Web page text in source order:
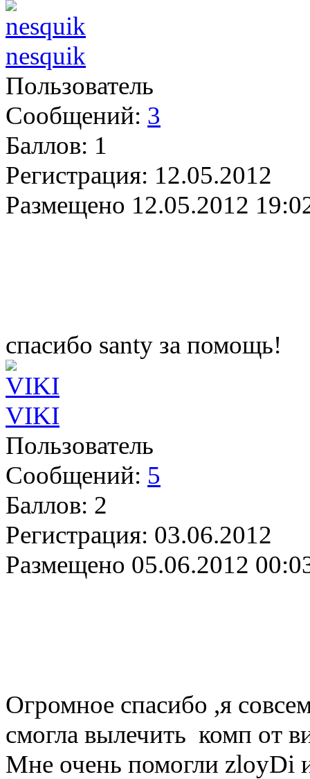
nesquik
Пользователь
Сообщений: 3
Баллов: 1
Регистрация: 12.05.2012
Размещено 12.05.2012
спасибо santy за помощь!
VIKI
Пользователь
Сообщений: 5
Баллов: 2
Регистрация: 03.06.2012
Размещено 05.06.2012
Огромное спасибо ,я
смогла вылечить комп от
Мне очень помогли